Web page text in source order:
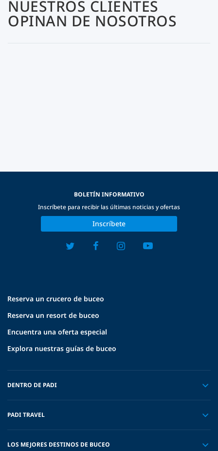
NUESTROS CLIENTES
OPINAN DE NOSOTROS
Reserva un crucero de buceo
Reserva un resort de buceo
Encuentra una oferta especial
Explora nuestras guías de buceo
DENTRO DE PADI
PADI TRAVEL
LOS MEJORES DESTINOS DE BUCEO
BOLETÍN INFORMATIVO
Inscríbete para recibir las últimas noticias y ofertas
Inscríbete